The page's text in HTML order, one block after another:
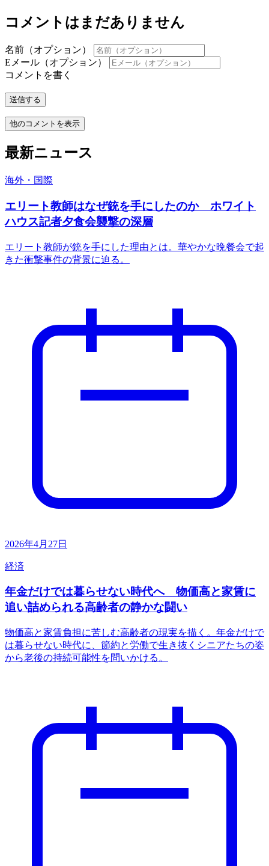
コメントはまだありません
名前（オプション）
Eメール（オプション）
コメントを書く
送信する
他のコメントを表示
最新ニュース
海外・国際
エリート教師はなぜ銃を手にしたのか ホワイト
ハウス記者夕食会襲撃の深層
エリート教師が銃を手にした理由とは。華やかな晩餐会で起
きた衝撃事件の背景に迫る。
2026年4月27日
経済
年金だけでは暮らせない時代へ 物価高と家賃に
追い詰められる高齢者の静かな闘い
物価高と家賃負担に苦しむ高齢者の現実を描く。年金だけで
は暮らせない時代に、節約と労働で生き抜くシニアたちの姿
から老後の持続可能性を問いかける。